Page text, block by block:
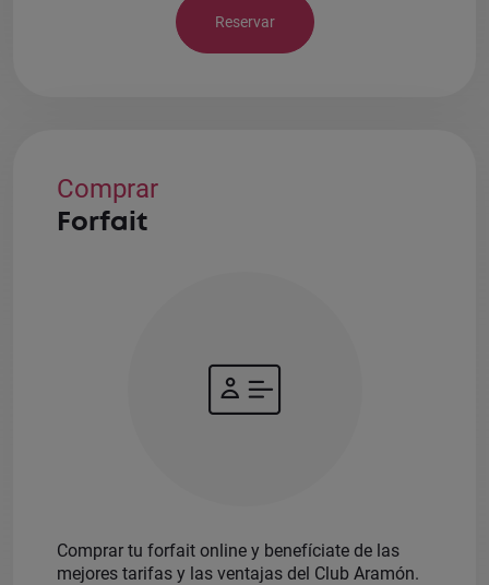
Reservar
Comprar
Forfait
Comprar tu forfait online y benefíciate de las
mejores tarifas y las ventajas del Club Aramón.